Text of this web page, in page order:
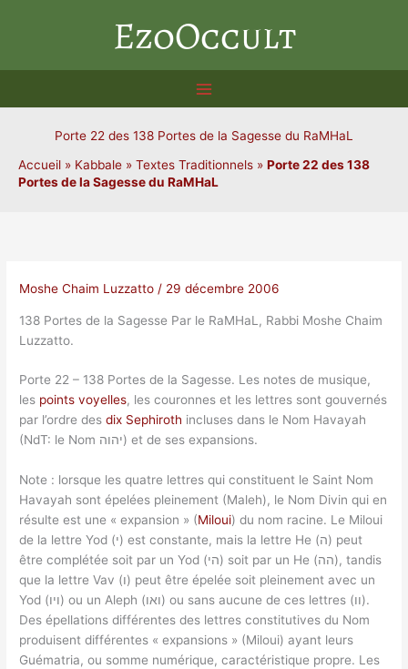
EzoOccult
Porte 22 des 138 Portes de la Sagesse du RaMHaL
Accueil » Kabbale » Textes Traditionnels » Porte 22 des 138
Portes de la Sagesse du RaMHaL
Moshe Chaim Luzzatto / 29 décembre 2006
138 Portes de la Sagesse Par le RaMHaL, Rabbi Moshe Chaim
Luzzatto.
Porte 22 – 138 Portes de la Sagesse. Les notes de musique,
les points voyelles, les couronnes et les lettres sont gouvernés
par l’ordre desdix Sephiroth incluses dans le Nom Havayah
(NdT: le Nom יהוה) et de ses expansions.
Note : lorsque les quatre lettres qui constituent le Saint Nom
Havayah sont épelées pleinement (Maleh), le Nom Divin qui en
résulte est une « expansion » (Miloui) du nom racine. Le Miloui
de la lettre Yod (י) est constante, mais la lettre He (ה) peut
être complétée soit par un Yod (הי) soit par un He (הה), tandis
que la lettre Vav (ו) peut être épelée soit pleinement avec un
Yod (ויו) ou un Aleph (ואו) ou sans aucune de ces lettres (וו).
Des épellations différentes des lettres constitutives du Nom
produisent différentes « expansions » (Miloui) ayant leurs
Guématria, ou somme numérique, caractéristique propre. Les